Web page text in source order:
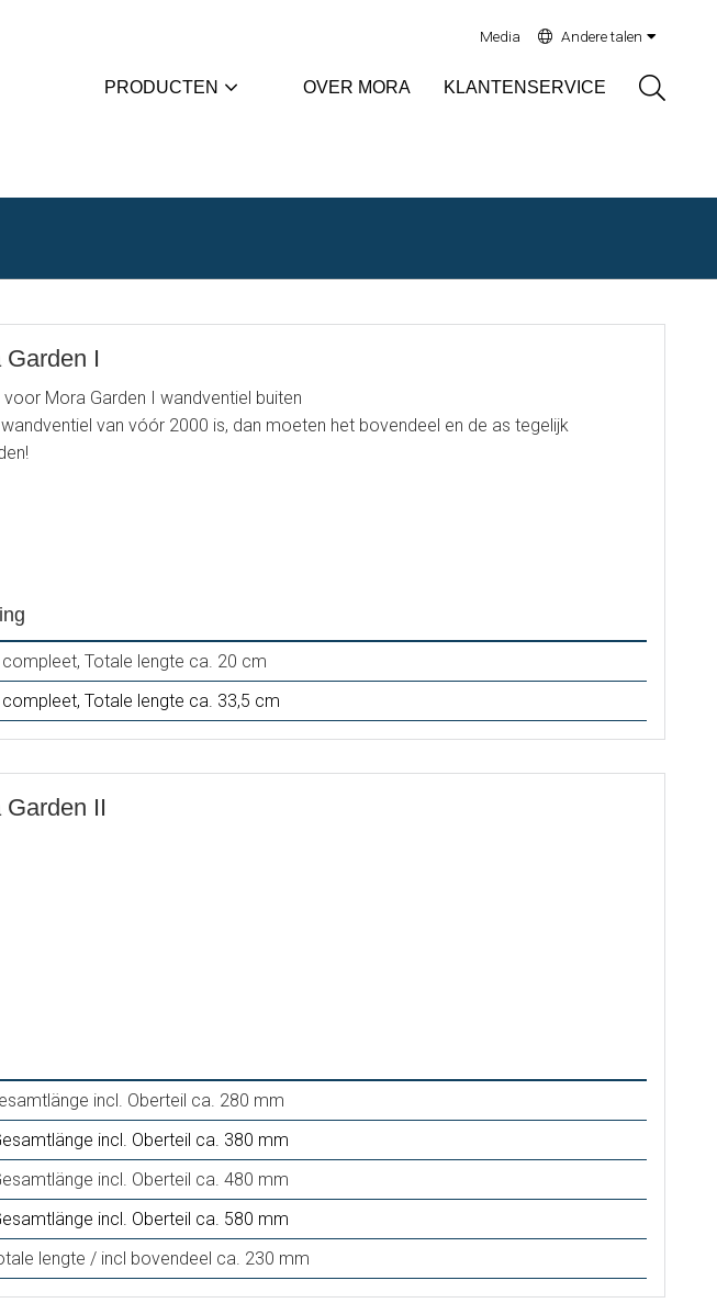
Media Andere talen
PRODUCTEN OVER MORA KLANTENSERVICE
I
voor Mora Garden I wandventiel buiten
wandventiel van vóór 2000 is, dan moeten het bovendeel en de as tegelijk
Totale lengte ca. 20 cm
Totale lengte ca. 33,5 cm
II
incl. Oberteil ca. 280 mm
incl. Oberteil ca. 380 mm
incl. Oberteil ca. 480 mm
incl. Oberteil ca. 580 mm
lengte / incl bovendeel ca. 230 mm